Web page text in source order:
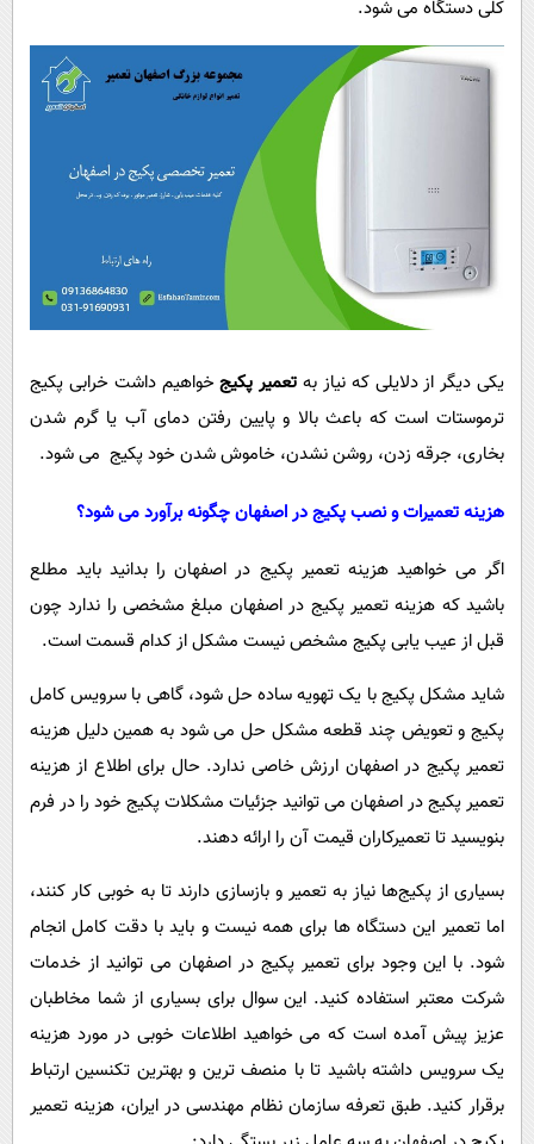
کلی دستگاه می شود.
یکی دیگر از دلایلی که نیاز به تعمیر پکیجخواهیم داشت خرابی پکیج
ترموستات است که باعث بالا و پایین رفتن دمای آب یا گرم شدن
بخاری، جرقه زدن، روشن نشدن، خاموش شدن خود پکیج می شود.
هزینه تعمیرات و نصب پکیج در اصفهان چگونه برآورد می شود؟
اگر می خواهید هزینه تعمیر پکیج در اصفهان را بدانید باید مطلع
باشید که هزینه تعمیر پکیج در اصفهان مبلغ مشخصی را ندارد چون
قبل از عیب یابی پکیج مشخص نیست مشکل از کدام قسمت است.
شاید مشکل پکیج با یک تهویه ساده حل شود، گاهی با سرویس کامل
پکیج و تعویض چند قطعه مشکل حل می شود به همین دلیل هزینه
تعمیر پکیج در اصفهان ارزش خاصی ندارد. حال برای اطلاع از هزینه
تعمیر پکیج در اصفهان می توانید جزئیات مشکلات پکیج خود را در فرم
بنویسید تا تعمیرکاران قیمت آن را ارائه دهند.
بسیاری از پکیج‌ها نیاز به تعمیر و بازسازی دارند تا به خوبی کار کنند،
اما تعمیر این دستگاه ها برای همه نیست و باید با دقت کامل انجام
شود. با این وجود برای تعمیر پکیج در اصفهان می توانید از خدمات
شرکت معتبر استفاده کنید. این سوال برای بسیاری از شما مخاطبان
عزیز پیش آمده است که می خواهید اطلاعات خوبی در مورد هزینه
یک سرویس داشته باشید تا با منصف ترین و بهترین تکنسین ارتباط
برقرار کنید. طبق تعرفه سازمان نظام مهندسی در ایران، هزینه تعمیر